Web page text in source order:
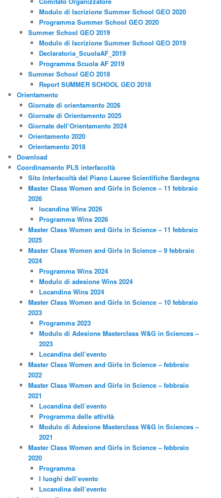
Modulo di Iscrizione Summer School GEO 2020
Programma Summer School GEO 2020
Summer School GEO 2019
Modulo di Iscrizione Summer School GEO 2019
Declaratoria_ScuolaAF_2019
Programma Scuola AF 2019
Summer School GEO 2018
Report SUMMER SCHOOL GEO 2018
Orientamento
Giornate di orientamento 2026
Giornate di Orientamento 2025
Giornate dell’Orientamento 2024
Orientamento 2020
Orientamento 2018
Download
Coordinamento PLS interfacoltà
Sito Interfacoltà del Piano Lauree Scientifiche Sardegna
Master Class Women and Girls in Science – 11 febbraio
2026
locandina Wins 2026
Programma Wins 2026
Master Class Women and Girls in Science – 11 febbraio
2025
Master Class Women and Girls in Science – 9 febbraio
2024
Programma Wins 2024
Modulo di adesione Wins 2024
Locandina Wins 2024
Master Class Women and Girls in Science – 10 febbraio
2023
Programma 2023
Modulo di Adesione Masterclass W&G in Sciences –
2023
Locandina dell’evento
Master Class Women and Girls in Science – febbraio
2022
Master Class Women and Girls in Science – febbraio
2021
Locandina dell’evento
Programma delle attività
Modulo di Adesione Masterclass W&G in Sciences –
2021
Master Class Women and Girls in Science – febbraio
2020
Programma
I luoghi dell’evento
Locandina dell’evento